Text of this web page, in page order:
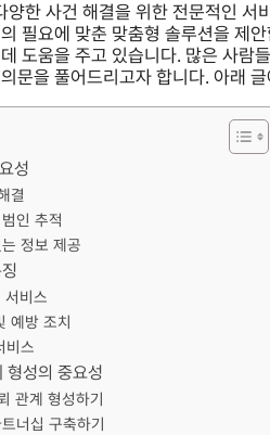
양한 사건 해결을 위한 전문적인
필요에 맞춘 맞춤형 솔루션을 제
도움을 주고 있습니다. 많은 사람
문을 풀어드리고자 합니다. 아래
성
결
인 추적
정보 제공
서비스
예방 조치
비스
형성의 중요성
관계 형성하기
너십 구축하기